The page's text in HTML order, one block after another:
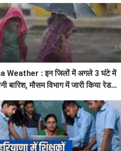
Weather : इन जिलों में अगले 3 घंटे में
बारिश, मौसम विभाग में जारी किया रेड